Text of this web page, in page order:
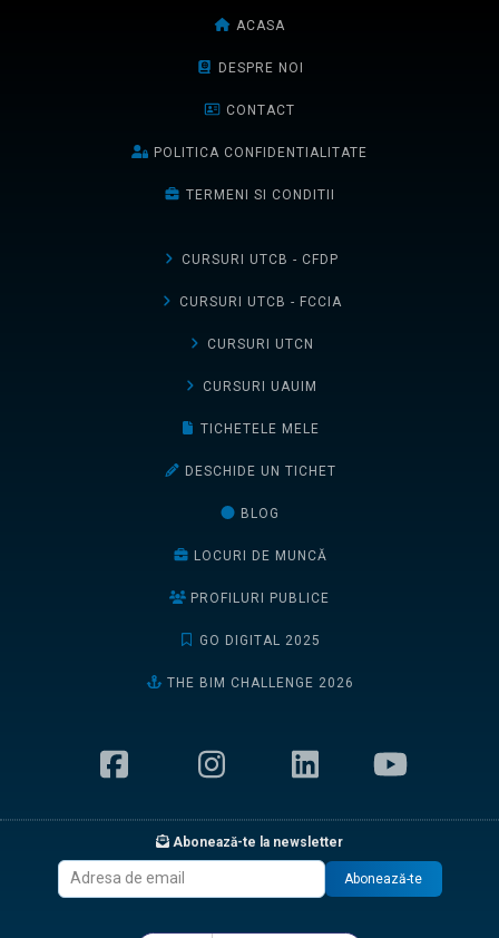
ACASA
DESPRE NOI
CONTACT
POLITICA CONFIDENTIALITATE
TERMENI SI CONDITII
CURSURI UTCB - CFDP
CURSURI UTCB - FCCIA
CURSURI UTCN
CURSURI UAUIM
TICHETELE MELE
DESCHIDE UN TICHET
BLOG
LOCURI DE MUNCĂ
PROFILURI PUBLICE
GO DIGITAL 2025
THE BIM CHALLENGE 2026
Abonează-te la newsletter
Abonează-te